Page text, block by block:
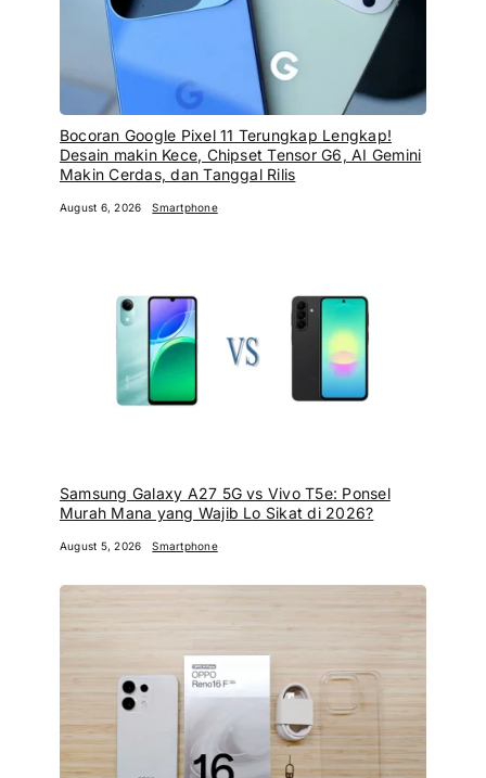
Bocoran Google Pixel 11 Terungkap Lengkap!
Desain makin Kece, Chipset Tensor G6, AI Gemini
Makin Cerdas, dan Tanggal Rilis
August 6, 2026 Smartphone
Samsung Galaxy A27 5G vs Vivo T5e: Ponsel
Murah Mana yang Wajib Lo Sikat di 2026?
August 5, 2026 Smartphone